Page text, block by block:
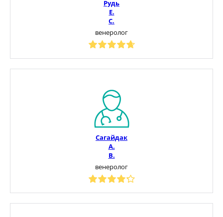
Рудь
Е.
С.
венеролог
Сагайдак
А.
В.
венеролог